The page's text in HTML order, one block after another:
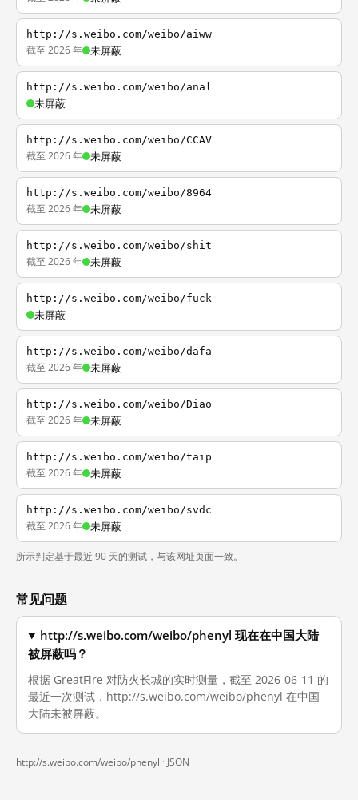
http://s.weibo.com/weibo/aiww
截至 2026 年 未屏蔽
http://s.weibo.com/weibo/anal
未屏蔽
http://s.weibo.com/weibo/CCAV
截至 2026 年 未屏蔽
http://s.weibo.com/weibo/8964
截至 2026 年 未屏蔽
http://s.weibo.com/weibo/shit
截至 2026 年 未屏蔽
http://s.weibo.com/weibo/fuck
未屏蔽
http://s.weibo.com/weibo/dafa
截至 2026 年 未屏蔽
http://s.weibo.com/weibo/Diao
截至 2026 年 未屏蔽
http://s.weibo.com/weibo/taip
截至 2026 年 未屏蔽
http://s.weibo.com/weibo/svdc
截至 2026 年 未屏蔽
所示判定基于最近 90 天的测试，与该网址页面一致。
常见问题
http://s.weibo.com/weibo/phenyl 现在在中国大陆
被屏蔽吗？
根据 GreatFire 对防火长城的实时测量，截至 2026-06-11 的
最近一次测试，http://s.weibo.com/weibo/phenyl 在中国
大陆未被屏蔽。
http://s.weibo.com/weibo/phenyl · JSON